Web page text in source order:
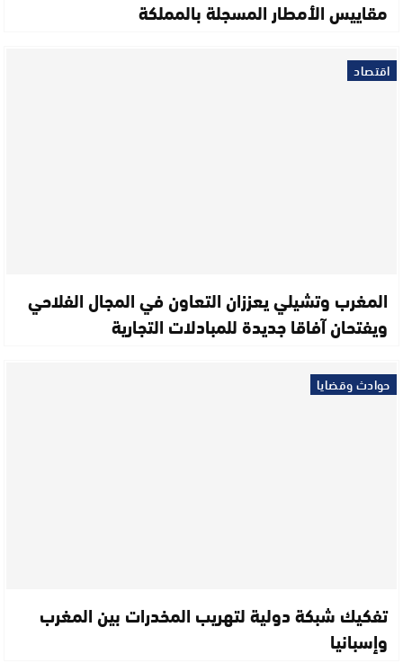
مقاييس الأمطار المسجلة بالمملكة
اقتصاد
المغرب وتشيلي يعززان التعاون في المجال الفلاحي
ويفتحان آفاقا جديدة للمبادلات التجارية
حوادث وقضايا
تفكيك شبكة دولية لتهريب المخدرات بين المغرب
وإسبانيا